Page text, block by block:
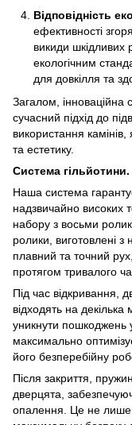
Відповідність
ефективності
викиди шкідливих
екологічним
для довкілля та
Загалом, інноваційна
сучасний підхід до
використання камінів,
та естетику.
Система гільйотини.
Наша система
надзвичайно високих
набору з восьми
ролики, виготовлені з
плавний та точний
протягом тривалого
Під час відкривання,
відходять на декілька
уникнути пошкоджень
максимально
його безперебійну
Після закриття,
дверцята,
опалення. Це не лише